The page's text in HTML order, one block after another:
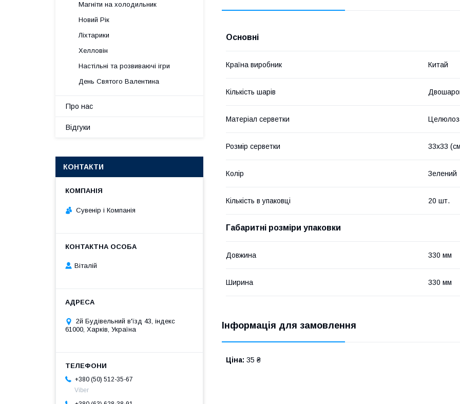
Основні
Країна виробник Китай
Кількість шарів
Матеріал серветки
Розмір серветки 33х33
Колір Зелений
Кількість в упаковці 20 шт.
Габаритні розміри упаковки
Довжина 330 мм
Ширина 330 мм
Інформація для замовлення
Ціна: 35 ₴
Магніти на холодильник
Новий Рік
Ліхтарики
Хелловін
Настільні та розвиваючі ігри
День Святого Валентина
Про нас
Відгуки
КОНТАКТИ
Сувенір і Компанія
Віталій
2й Будівельний в'їзд 43, індекс
61000, Харків, Україна
+380 (50) 512-35-67
Viber